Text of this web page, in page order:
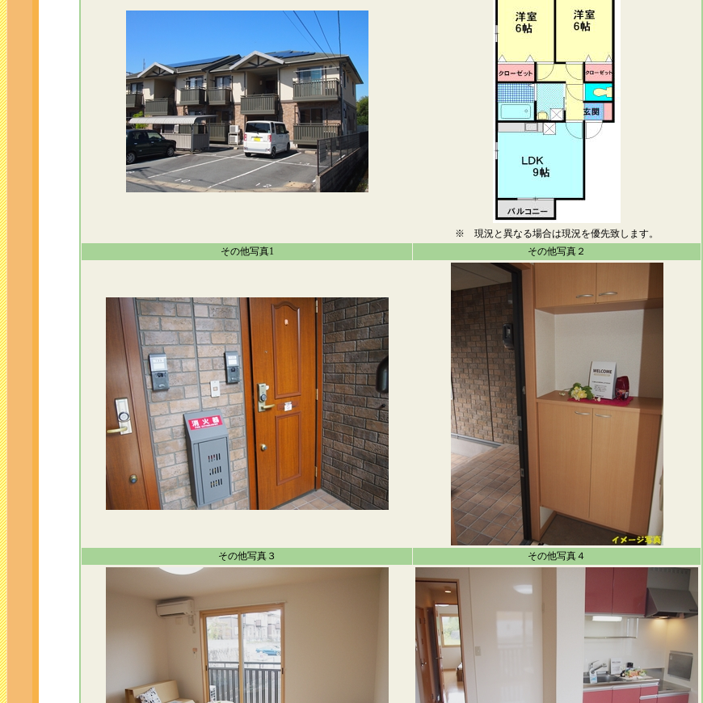
※ 現況と異なる場合は現況を優先致します。
その他写真1
その他写真２
その他写真３ その他写真４